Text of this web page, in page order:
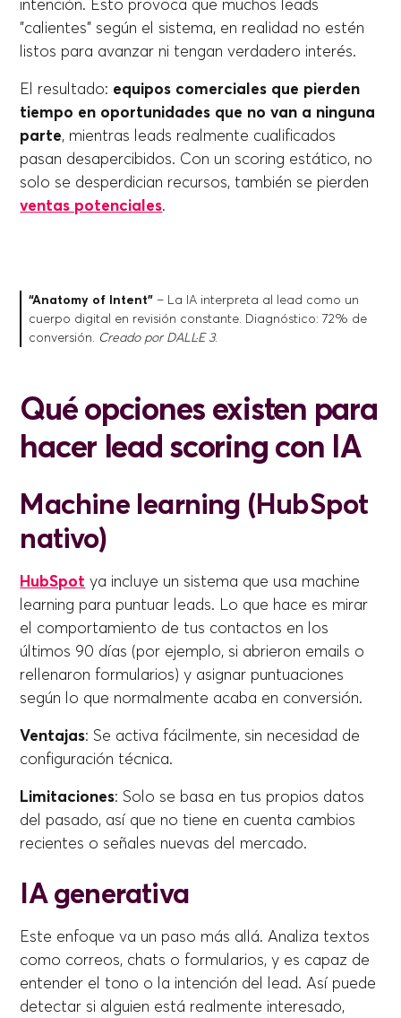
intención. Esto provoca que muchos leads
"calientes" según el sistema, en realidad no estén
listos para avanzar ni tengan verdadero interés.
El resultado: equipos comerciales que pierden
tiempo en oportunidades que no van a ninguna
parte, mientras leads realmente cualificados
pasan desapercibidos. Con un scoring estático, no
solo se desperdician recursos, también se pierden
ventas potenciales.
“Anatomy of Intent” – La IA interpreta al lead como un
cuerpo digital en revisión constante. Diagnóstico: 72% de
conversión. Creado por DALL·E 3.
Qué opciones existen para
hacer lead scoring con IA
Machine learning (HubSpot
nativo)
HubSpot ya incluye un sistema que usa machine
learning para puntuar leads. Lo que hace es mirar
el comportamiento de tus contactos en los
últimos 90 días (por ejemplo, si abrieron emails o
rellenaron formularios) y asignar puntuaciones
según lo que normalmente acaba en conversión.
Ventajas: Se activa fácilmente, sin necesidad de
configuración técnica.
Limitaciones: Solo se basa en tus propios datos
del pasado, así que no tiene en cuenta cambios
recientes o señales nuevas del mercado.
IA generativa
Este enfoque va un paso más allá. Analiza textos
como correos, chats o formularios, y es capaz de
entender el tono o la intención del lead. Así puede
detectar si alguien está realmente interesado,